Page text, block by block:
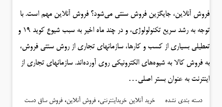
فروش آنلاین، جایگزین فروش سنتی می‌شود؟ فروش آنلاین مهم است. با
توجه به رشد سریع تکنولولوژی، و در چند ماه اخیر به سبب شیوع کوید ۱۹ و
تعطیلی بسیاری از کسب و کارها، سازمانهای تجاری از روش سنتی فروش،
به فروش کالا به شیوه‌های الکترونیکی روی آورده‌اند. سازمانهای تجاری از
اینترنت به عنوان بستر اصلی…
دسته بندی نشده خرید آنلاین خریداینترنتی، فروش آنلاین، فروش ساق دست